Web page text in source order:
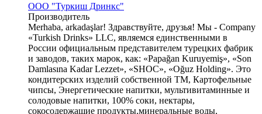
ООО "Туркиш Дринкс"
Производитель
Merhaba, arkadaşlar! Здравствуйте, друзья! Мы - Company
«Turkish Drinks» LLC, являемся единственными в
России официальным представителем турецких фабрик
и заводов, таких марок, как: «Papağan Kuruyemiş», «Son
Damlasına Kadar Lezzet», «SHOC», «Oğuz Holding». Это
кондитерских изделий собственной ТМ, Картофельные
чипсы, Энергетические напитки, мультивитаминные и
солодовые напитки, 100% соки, нектары,
сокосодержащие продукты,минеральные воды,